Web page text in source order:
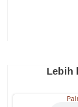
Lebih